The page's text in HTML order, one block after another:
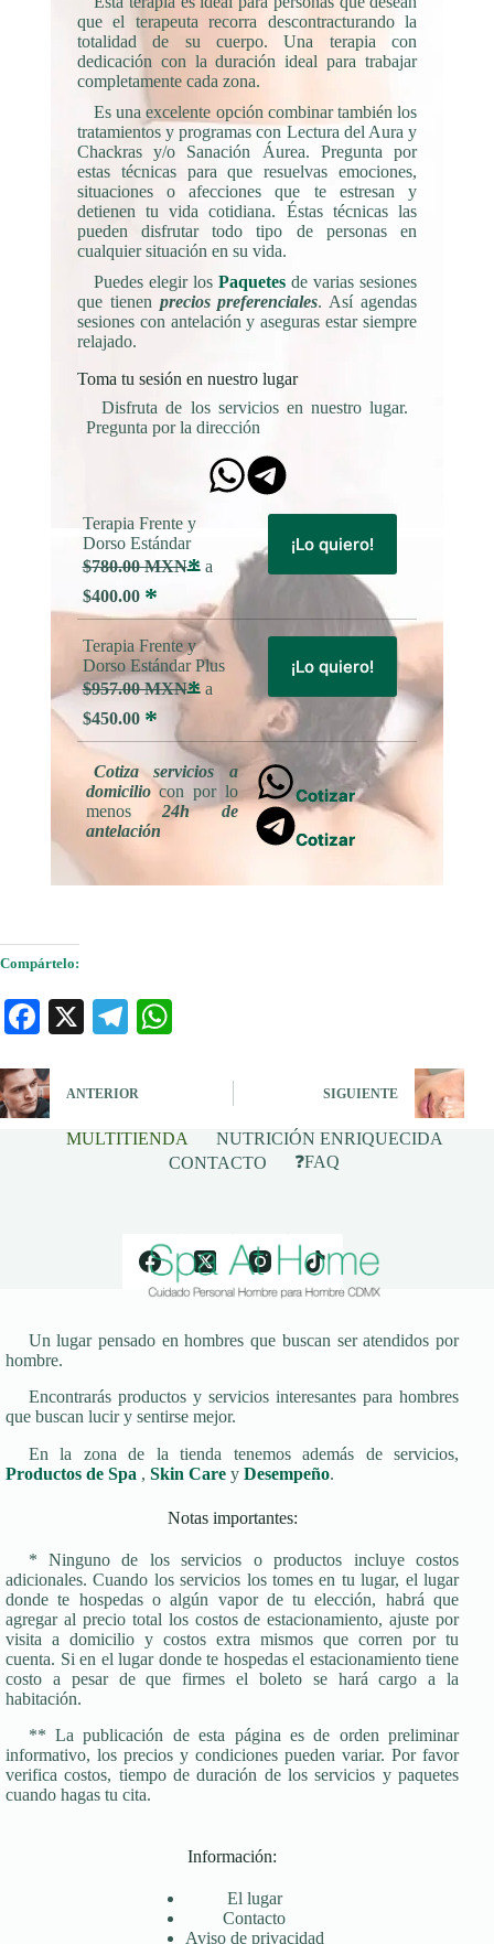
que el terapeuta recorra descontracturando la
totalidad de su cuerpo. Una terapia con
dedicación con la duración ideal para trabajar
completamente cada zona.
Es una excelente opción combinar también los
tratamientos y programas con Lectura del Aura y
Chackras y/o Sanación Áurea. Pregunta por
estas técnicas para que resuelvas emociones,
situaciones o afecciones que te estresan y
detienen tu vida cotidiana. Éstas técnicas las
pueden disfrutar todo tipo de personas en
cualquier situación en su vida.
Puedes elegir losPaquetes de varias sesiones
que tienen precios preferenciales. Así agendas
sesiones con antelación y aseguras estar siempre
relajado.
Toma tu sesión en nuestro lugar
Disfruta de los servicios en nuestro lugar.
Pregunta por la dirección
Terapia Frente y
Dorso Estándar
$780.00 MXN* a
$400.00 *
¡Lo quiero!
Terapia Frente y
Dorso Estándar Plus
$957.00 MXN* a
$450.00 *
¡Lo quiero!
Cotiza servicios a
domiciliocon por lo
menos24h de
antelación
Cotizar
Cotizar
Compártelo:
Fa
bo
ok
X
Te
gr
a
m
A
pp
ANTERIOR SIGUIENTE
MULTITIENDA
NUTRICIÓN ENRIQUECIDA
CONTACTO
❓FAQ
Un lugar pensado en hombres que buscan ser atendidos por
hombre.
Encontrarás productos y servicios interesantes para hombres
que buscan lucir y sentirse mejor.
En la zona de la tienda tenemos además de servicios,
Productos de Spa , Skin Care y Desempeño.
Notas importantes:
* Ninguno de los servicios o productos incluye costos
adicionales. Cuando los servicios los tomes en tu lugar, el lugar
donde te hospedas o algún vapor de tu elección, habrá que
agregar al precio total los costos de estacionamiento, ajuste por
visita a domicilio y costos extra mismos que corren por tu
cuenta. Si en el lugar donde te hospedas el estacionamiento tiene
costo a pesar de que firmes el boleto se hará cargo a la
habitación.
** La publicación de esta página es de orden preliminar
informativo, los precios y condiciones pueden variar. Por favor
verifica costos, tiempo de duración de los servicios y paquetes
cuando hagas tu cita.
Información:
El lugar
Contacto
Aviso de privacidad